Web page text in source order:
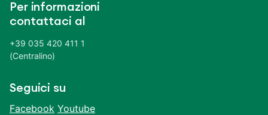
Per informazioni
contattaci al
+39 035 420 411 1
(Centralino)
Seguici su
Facebook Youtube